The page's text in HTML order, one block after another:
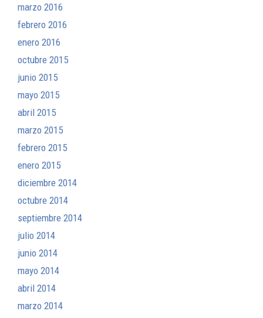
marzo 2016
febrero 2016
enero 2016
octubre 2015
junio 2015
mayo 2015
abril 2015
marzo 2015
febrero 2015
enero 2015
diciembre 2014
octubre 2014
septiembre 2014
julio 2014
junio 2014
mayo 2014
abril 2014
marzo 2014